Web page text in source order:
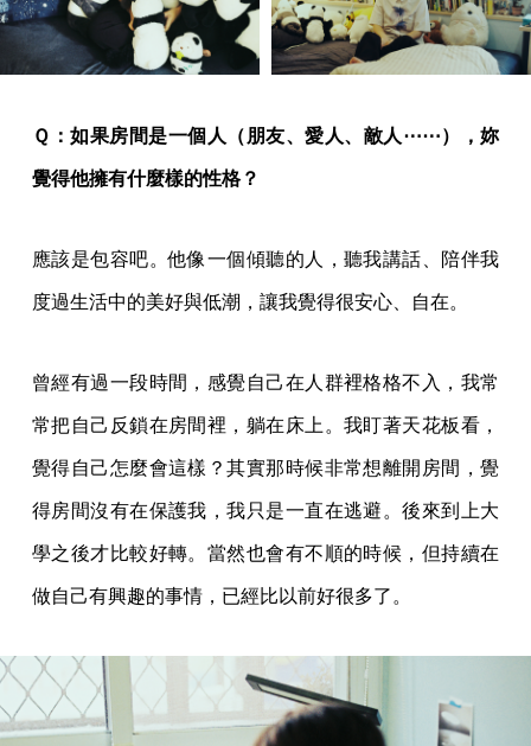
Ｑ：如果房間是一個人（朋友、愛人、敵人⋯⋯），妳
覺得他擁有什麼樣的性格？
應該是包容吧。他像一個傾聽的人，聽我講話、陪伴我
度過生活中的美好與低潮，讓我覺得很安心、自在。
曾經有過一段時間，感覺自己在人群裡格格不入，我常
常把自己反鎖在房間裡，躺在床上。我盯著天花板看，
覺得自己怎麼會這樣？其實那時候非常想離開房間，覺
得房間沒有在保護我，我只是一直在逃避。後來到上大
學之後才比較好轉。當然也會有不順的時候，但持續在
做自己有興趣的事情，已經比以前好很多了。